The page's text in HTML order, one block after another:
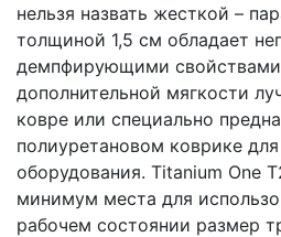
нельзя назвать жесткой –
толщиной 1,5 см обладает
демпфирующими
дополнительной мягкости
ковре или специально
полиуретановом коврике
оборудования. Titanium One
минимум места для
рабочем состоянии размер